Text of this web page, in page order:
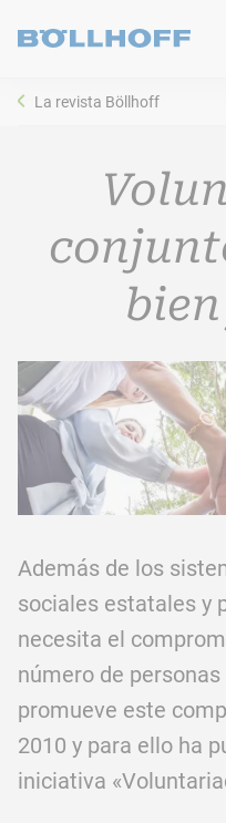
La revista Böllhoff
Además de los
sociales estatales y
necesita el
número de
promueve este
2010 y para ello ha
iniciativa